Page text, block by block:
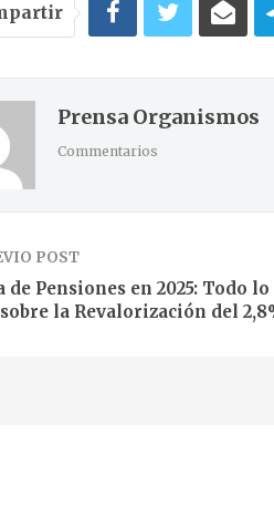
Prensa Organismos
Commentarios
POST
de Pensiones en 2025: Todo
la Revalorización del